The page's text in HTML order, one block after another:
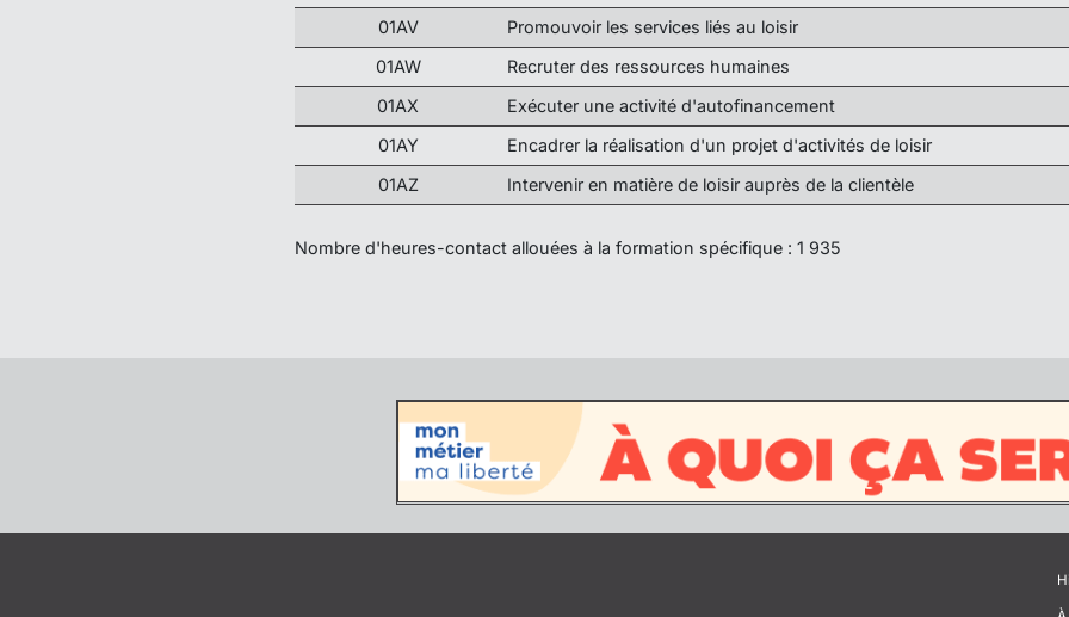
01AV
Promouvoir les services liés au loisir
01AW
Recruter des ressources humaines
01AX
Exécuter une activité d'autofinancement
01AY
Encadrer la réalisation d'un projet d'activités de loisir
01AZ
Intervenir en matière de loisir auprès de la clientèle
Nombre d'heures-contact allouées à la formation spécifique : 1 935